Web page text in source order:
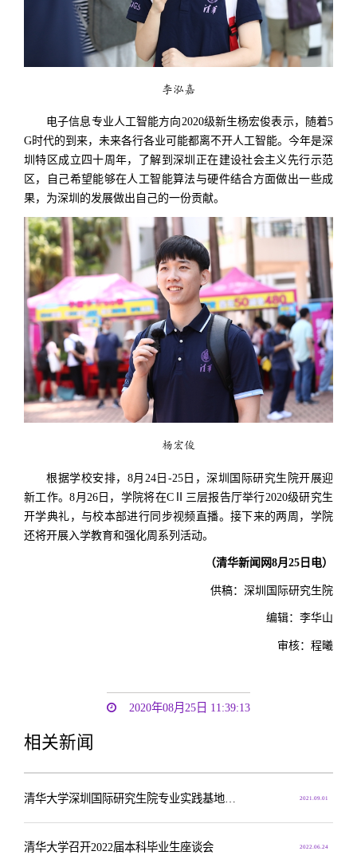
李泓嘉
电子信息专业人工智能方向2020级新生杨宏俊表示，随着5
G时代的到来，未来各行各业可能都离不开人工智能。今年是深
圳特区成立四十周年，了解到深圳正在建设社会主义先行示范
区，自己希望能够在人工智能算法与硬件结合方面做出一些成
果，为深圳的发展做出自己的一份贡献。
杨宏俊
根据学校安排，8月24日-25日， 深圳国际研究生院开展迎
新工作。8月26日，学院将在CⅡ三层报告厅举行2020级研究生
开学典礼，与校本部进行同步视频直播。接下来的两周，学院
还将开展入学教育和强化周系列活动。
（清华新闻网8月25日电）
供稿：深圳国际研究生院
编辑：李华山
审核：程曦
2020年08月25日 11:39:13
相关新闻
2021.09.01
清华大学深圳国际研究生院专业实践基地建设显成效
2022.06.24
清华大学召开2022届本科毕业生座谈会